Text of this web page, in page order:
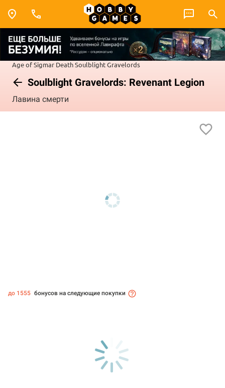
Age of Sigmar DeathSoulblight Gravelords
Soulblight Gravelords: Revenant Legion
Лавина смерти
до 1555 бонусов на следующие покупки